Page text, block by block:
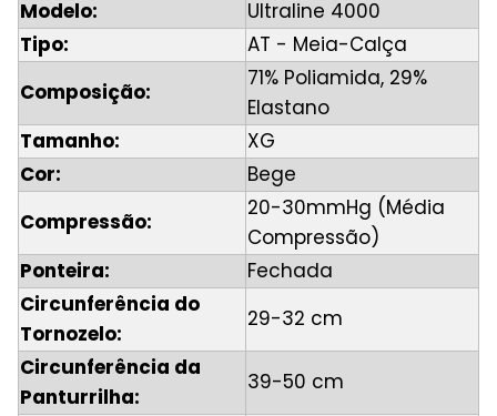
Modelo:
Ultraline 4000
Tipo:
AT - Meia-Calça
Composição:
71% Poliamida, 29%
Elastano
Tamanho:
XG
Cor:
Bege
Compressão:
20-30mmHg (Média
Compressão)
Ponteira:
Fechada
Circunferência do
Tornozelo:
29-32 cm
Circunferência da
Panturrilha:
39-50 cm